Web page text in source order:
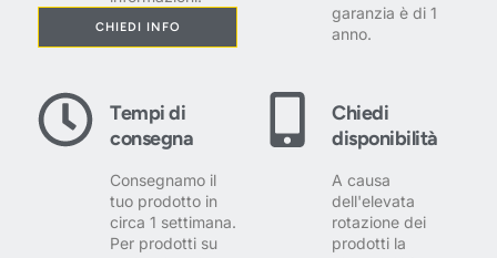
CHIEDI INFO
garanzia è di 1
anno.
Tempi di
consegna
Consegnamo il
tuo prodotto in
circa 1 settimana.
Per prodotti su
Chiedi
disponibilità
A causa
dell'elevata
rotazione dei
prodotti la